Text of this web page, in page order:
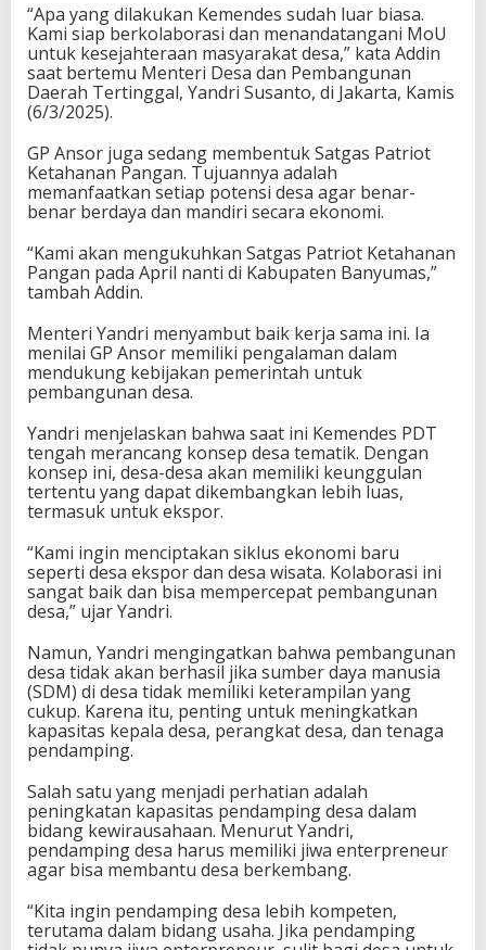
“Apa yang dilakukan Kemendes sudah luar biasa.
Kami siap berkolaborasi dan menandatangani MoU
untuk kesejahteraan masyarakat desa,” kata Addin
saat bertemu Menteri Desa dan Pembangunan
Daerah Tertinggal, Yandri Susanto, di Jakarta, Kamis
(6/3/2025).
GP Ansor juga sedang membentuk Satgas Patriot
Ketahanan Pangan. Tujuannya adalah
memanfaatkan setiap potensi desa agar benar-
benar berdaya dan mandiri secara ekonomi.
“Kami akan mengukuhkan Satgas Patriot Ketahanan
Pangan pada April nanti di Kabupaten Banyumas,”
tambah Addin.
Menteri Yandri menyambut baik kerja sama ini. Ia
menilai GP Ansor memiliki pengalaman dalam
mendukung kebijakan pemerintah untuk
pembangunan desa.
Yandri menjelaskan bahwa saat ini Kemendes PDT
tengah merancang konsep desa tematik. Dengan
konsep ini, desa-desa akan memiliki keunggulan
tertentu yang dapat dikembangkan lebih luas,
termasuk untuk ekspor.
“Kami ingin menciptakan siklus ekonomi baru
seperti desa ekspor dan desa wisata. Kolaborasi ini
sangat baik dan bisa mempercepat pembangunan
desa,” ujar Yandri.
Namun, Yandri mengingatkan bahwa pembangunan
desa tidak akan berhasil jika sumber daya manusia
(SDM) di desa tidak memiliki keterampilan yang
cukup. Karena itu, penting untuk meningkatkan
kapasitas kepala desa, perangkat desa, dan tenaga
pendamping.
Salah satu yang menjadi perhatian adalah
peningkatan kapasitas pendamping desa dalam
bidang kewirausahaan. Menurut Yandri,
pendamping desa harus memiliki jiwa enterpreneur
agar bisa membantu desa berkembang.
“Kita ingin pendamping desa lebih kompeten,
terutama dalam bidang usaha. Jika pendamping